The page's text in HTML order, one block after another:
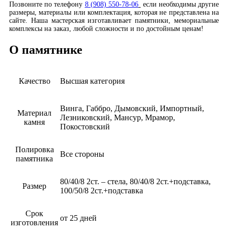
Позвоните по телефону 8 (908) 550-78-06 если необходимы другие
размеры, материалы или комплектация, которая не представлена на
сайте. Наша мастерская изготавливает памятники, мемориальные
комплексы на заказ, любой сложности и по достойным ценам!
О памятнике
Качество Высшая категория
Материал
камня
Винга, Габбро, Дымовский, Импортный,
Лезниковский, Мансур, Мрамор,
Покостовский
Полировка
памятника
Все стороны
Размер
80/40/8 2ст. – стела, 80/40/8 2ст.+подставка,
100/50/8 2ст.+подставка
Срок
изготовления
от 25 дней